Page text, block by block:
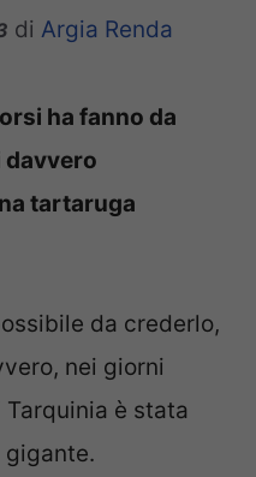
di Argia Renda
ha fanno da
davvero
tartaruga
da crederlo,
nei giorni
è stata